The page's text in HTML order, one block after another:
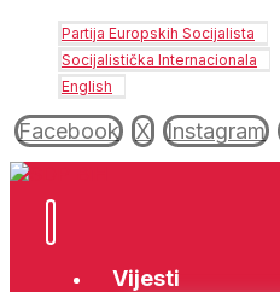
Partija Europskih Socijalista
Socijalistička Internacionala
English
Facebook X Instagram
Vijesti